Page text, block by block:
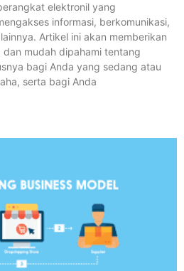
elektronil yang
informasi, berkomunikasi,
Artikel ini akan memberikan
mudah dipahami tentang
bagi Anda yang sedang atau
serta bagi Anda